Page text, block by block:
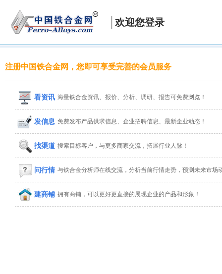
欢迎您登录
注册中国铁合金网，您即可享受完善的会员服务
看资讯 海量铁合金资讯、报价、分析、调研、报告可免费浏览！
发信息 免费发布产品供求信息、企业招聘信息、最新企业动态！
找渠道 搜索目标客户，与更多商家交流，拓展行业人脉！
问行情 与铁合金分析师在线交流，分析当前行情走势，预测未来市场
建商铺 拥有商铺，可以更好更直接的展现企业的产品和形象！